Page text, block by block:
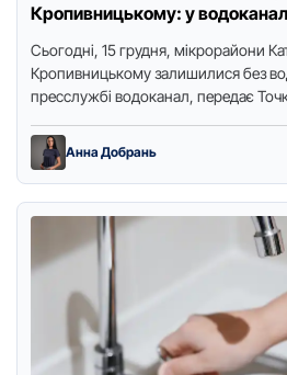
Кропивницькому: у
Сьогодні, 15 грудня, мікрорайони
Кропивницькому залишилися без
пресслужбі водоканал, передає
Анна Добрань